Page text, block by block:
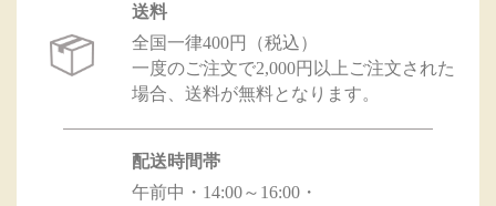
送料
全国一律400円（税込）
一度のご注文で2,000円以上ご注文された
場合、送料が無料となります。
配送時間帯
午前中・14:00～16:00・